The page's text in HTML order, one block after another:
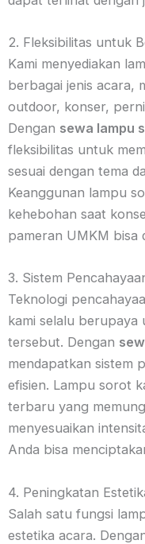
2. Fleksibilitas untuk
Kami menyediakan
berbagai jenis acara,
outdoor, konser,
Dengan sewa lampu
fleksibilitas untuk
sesuai dengan tema
Keanggunan lampu
kehebohan saat
pameran UMKM bisa
3. Sistem
Teknologi
kami selalu
tersebut. Dengan
mendapatkan sistem
efisien. Lampu sorot
terbaru yang
menyesuaikan
Anda bisa
4. Peningkatan
Salah satu fungsi
estetika acara.